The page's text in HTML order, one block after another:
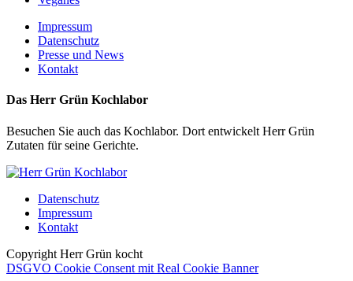
Impressum
Datenschutz
Presse und News
Kontakt
Das Herr Grün Kochlabor
Besuchen Sie auch das Kochlabor. Dort entwickelt Herr Grün
Zutaten für seine Gerichte.
Datenschutz
Impressum
Kontakt
Copyright Herr Grün kocht
DSGVO Cookie Consent mit Real Cookie Banner